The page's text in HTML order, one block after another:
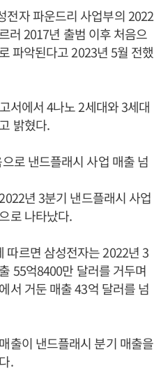
전자 파운드리 사업부의 2022
러 2017년 출범 이후 처음으
파악된다고 2023년 5월 전했
서에서 4나노 2세대와 3세대
밝혔다.
로 낸드플래시 사업 매출 넘
년 3분기 낸드플래시 사업
로 나타났다.
따르면 삼성전자는 2022년 3
55억8400만 달러를 거두며
서 거둔 매출 43억 달러를 넘
출이 낸드플래시 분기 매출을
.